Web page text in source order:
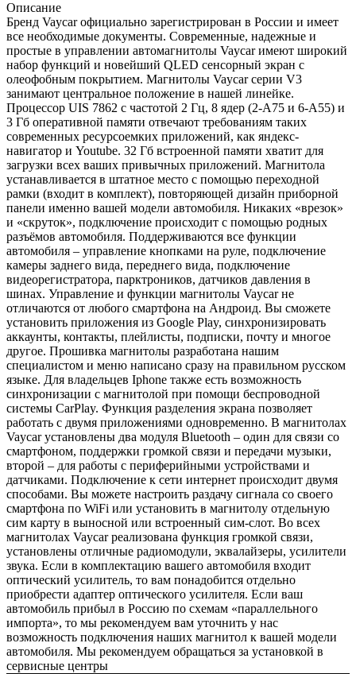
Описание
Бренд Vaycar официально зарегистрирован в России и имеет
все необходимые документы. Современные, надежные и
простые в управлении автомагнитолы Vaycar имеют широкий
набор функций и новейший QLED сенсорный экран с
олеофобным покрытием. Магнитолы Vaycar серии V3
занимают центральное положение в нашей линейке.
Процессор UIS 7862 с частотой 2 Гц, 8 ядер (2-А75 и 6-А55) и
3 Гб оперативной памяти отвечают требованиям таких
современных ресурсоемких приложений, как яндекс-
навигатор и Youtube. 32 Гб встроенной памяти хватит для
загрузки всех ваших привычных приложений. Магнитола
устанавливается в штатное место с помощью переходной
рамки (входит в комплект), повторяющей дизайн приборной
панели именно вашей модели автомобиля. Никаких «врезок»
и «скруток», подключение происходит с помощью родных
разъёмов автомобиля. Поддерживаются все функции
автомобиля – управление кнопками на руле, подключение
камеры заднего вида, переднего вида, подключение
видеорегистратора, парктроников, датчиков давления в
шинах. Управление и функции магнитолы Vaycar не
отличаются от любого смартфона на Андроид. Вы сможете
установить приложения из Google Play, синхронизировать
аккаунты, контакты, плейлисты, подписки, почту и многое
другое. Прошивка магнитолы разработана нашим
специалистом и меню написано сразу на правильном русском
языке. Для владельцев Iphone также есть возможность
синхронизации с магнитолой при помощи беспроводной
системы CarPlay. Функция разделения экрана позволяет
работать с двумя приложениями одновременно. В магнитолах
Vaycar установлены два модуля Bluetooth – один для связи со
смартфоном, поддержки громкой связи и передачи музыки,
второй – для работы с периферийными устройствами и
датчиками. Подключение к сети интернет происходит двумя
способами. Вы можете настроить раздачу сигнала со своего
смартфона по WiFi или установить в магнитолу отдельную
сим карту в выносной или встроенный сим-слот. Во всех
магнитолах Vaycar реализована функция громкой связи,
установлены отличные радиомодули, эквалайзеры, усилители
звука. Если в комплектацию вашего автомобиля входит
оптический усилитель, то вам понадобится отдельно
приобрести адаптер оптического усилителя. Если ваш
автомобиль прибыл в Россию по схемам «параллельного
импорта», то мы рекомендуем вам уточнить у нас
возможность подключения наших магнитол к вашей модели
автомобиля. Мы рекомендуем обращаться за установкой в
сервисные центры